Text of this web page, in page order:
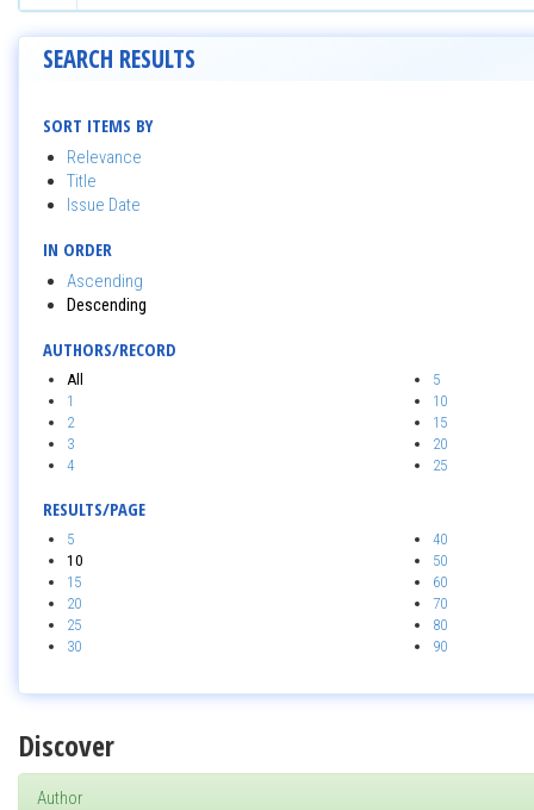
SEARCH RESULTS
SORT ITEMS BY
Relevance
Title
Issue Date
IN ORDER
Ascending
Descending
AUTHORS/RECORD
All
1
2
3
4
5
10
15
20
25
RESULTS/PAGE
5
10
15
20
25
30
40
50
60
70
80
90
Discover
Author